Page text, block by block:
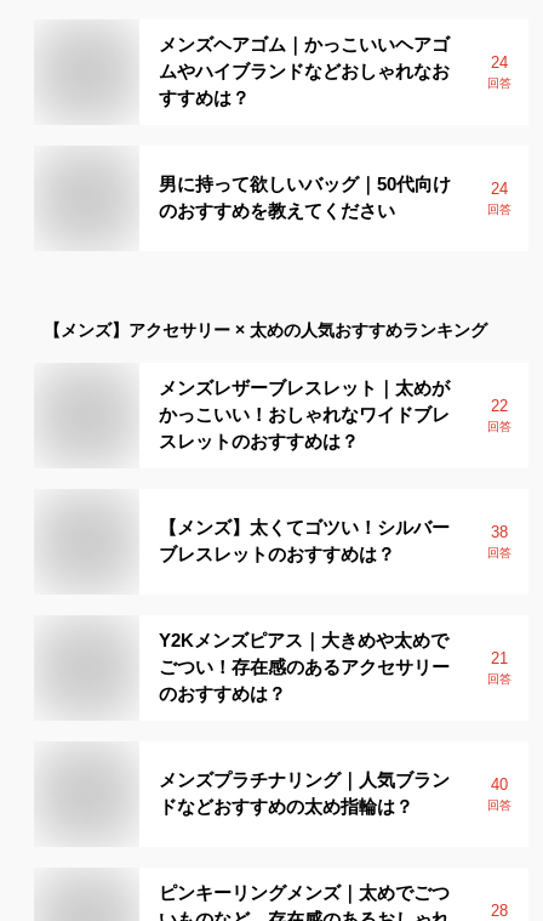
メンズヘアゴム｜かっこいいヘアゴ
ムやハイブランドなどおしゃれなお
すすめは？
24
回答
男に持って欲しいバッグ｜50代向け
のおすすめを教えてください
24
回答
【メンズ】 アクセサリー × 太めの人気おすすめランキング
メンズレザーブレスレット｜太めが
かっこいい！おしゃれなワイドブレ
スレットのおすすめは？
22
回答
【メンズ】太くてゴツい！シルバー
ブレスレットのおすすめは？
38
回答
Y2Kメンズピアス｜大きめや太めで
ごつい！存在感のあるアクセサリー
のおすすめは？
21
回答
メンズプラチナリング｜人気ブラン
ドなどおすすめの太め指輪は？
40
回答
ピンキーリングメンズ｜太めでごつ
28